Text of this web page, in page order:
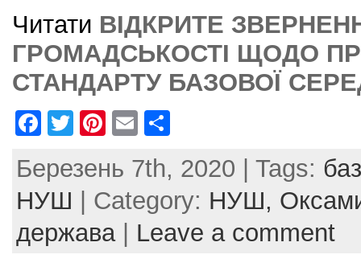
Читати ВІДКРИТЕ
ГРОМАДСЬКОСТІ ЩОДО
СТАНДАРТУ БАЗОВОЇ
F
c
e
b
o
T
itt
er
Pi
er
e
st
E
ai
l
ar
e
Березень 7th, 2020 | Tags:
НУШ | Category: НУШ,
держава| Leave a comment